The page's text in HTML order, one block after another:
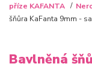
příze KAFANTA
šňůra KaFanta 9mm -
Bavlněná